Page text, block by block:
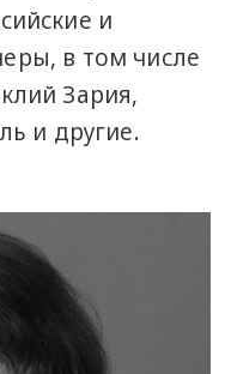
и
в том числе
Зария,
и другие.